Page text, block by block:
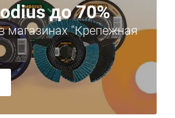
до 70%
магазинах "Крепежная